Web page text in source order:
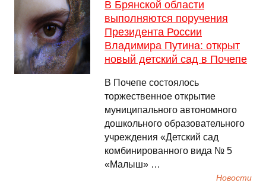
В Брянской области
выполняются поручения
Президента России
Владимира Путина: открыт
новый детский сад в Почепе
В Почепе состоялось
торжественное открытие
муниципального автономного
дошкольного образовательного
учреждения «Детский сад
комбинированного вида № 5
«Малыш» …
Новости